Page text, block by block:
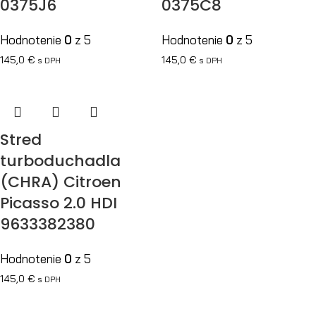
0375J6
Hodnotenie 0 z 5
145,0 € s DPH
0375C8
Hodnotenie 0 z 5
145,0 € s DPH
Stred
turboduchadla
(CHRA) Citroen
Picasso 2.0 HDI
9633382380
Hodnotenie 0 z 5
145,0 € s DPH